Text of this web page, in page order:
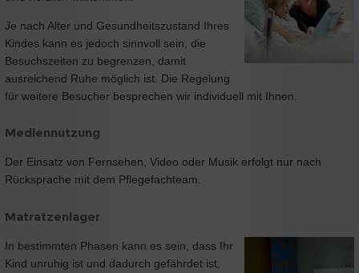
Je nach Alter und Gesundheitszustand Ihres
Kindes kann es jedoch sinnvoll sein, die
Besuchszeiten zu begrenzen, damit
ausreichend Ruhe möglich ist. Die Regelung
für weitere Besucher besprechen wir individuell mit Ihnen.
Mediennutzung
Der Einsatz von Fernsehen, Video oder Musik erfolgt nur nach
Rücksprache mit dem Pflegefachteam.
Matratzenlager
In bestimmten Phasen kann es sein, dass Ihr
Kind unruhig ist und dadurch gefährdet ist,